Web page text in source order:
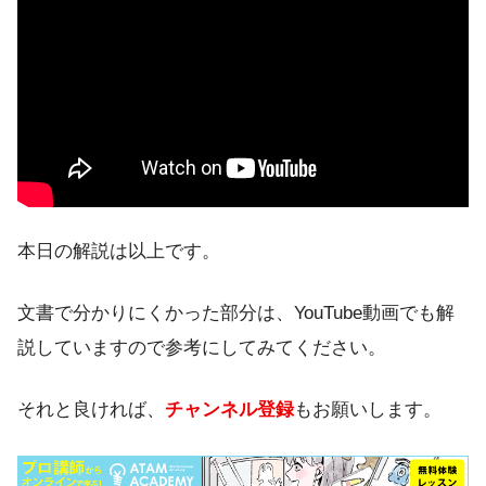
本日の解説は以上です。
文書で分かりにくかった部分は、YouTube動画でも解
説していますので参考にしてみてください。
それと良ければ、 チャンネル登録もお願いします。